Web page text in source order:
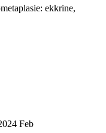
ekkrine,
Feb